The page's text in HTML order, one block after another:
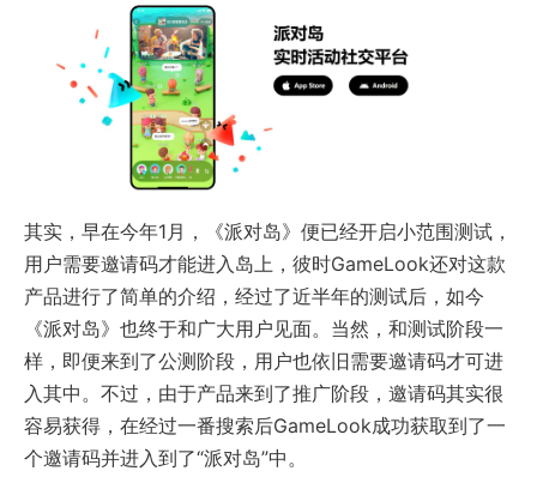
其实，早在今年1月，《派对岛》便已经开启小范围测试，
用户需要邀请码才能进入岛上，彼时GameLook还对这款
产品进行了简单的介绍，经过了近半年的测试后，如今
《派对岛》也终于和广大用户见面。当然，和测试阶段一
样，即便来到了公测阶段，用户也依旧需要邀请码才可进
入其中。不过，由于产品来到了推广阶段，邀请码其实很
容易获得，在经过一番搜索后GameLook成功获取到了一
个邀请码并进入到了“派对岛”中。